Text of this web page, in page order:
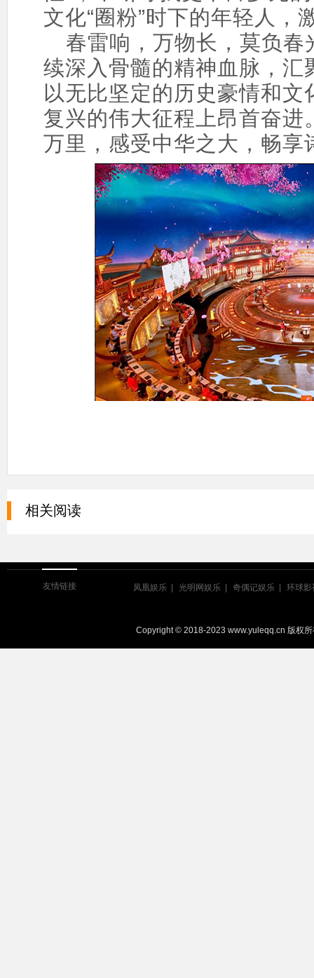
文化“圈粉”时下的年轻人，
春雷响，万物长，莫负
续深入骨髓的精神血脉，
以无比坚定的历史豪情和
复兴的伟大征程上昂首奋
万里，感受中华之大，畅享
相关阅读
友情链接 凤凰娱乐 光明网娱乐 奇偶记娱乐 环球影
Copyright © 2018-2023 www.yuleqq.cn 版权所